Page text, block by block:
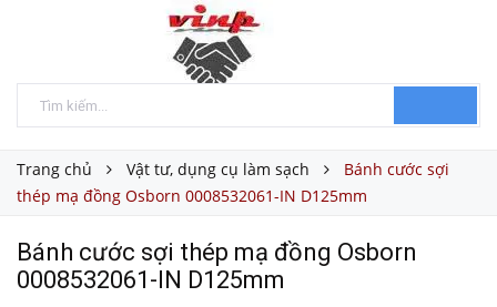
Trang chủ Vật tư, dụng cụ làm sạch
Bánh cước sợi
thép mạ đồng Osborn 0008532061-IN D125mm
Bánh cước sợi thép mạ đồng Osborn
0008532061-IN D125mm